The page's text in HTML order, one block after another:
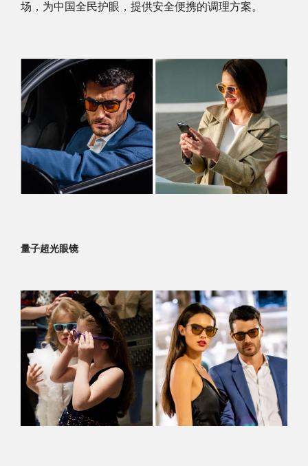
场，为中国全民护眼，提供安全便携的调理方案。
量子超光眼镜